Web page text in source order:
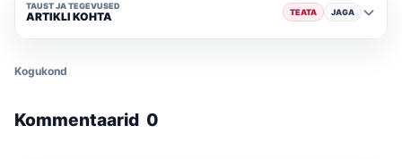
TAUST JA TEGEVUSED
ARTIKLI KOHTA TEATA JAGA
Kogukond
Kommentaarid 0